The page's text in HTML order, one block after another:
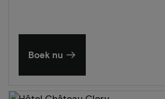
Boek nu